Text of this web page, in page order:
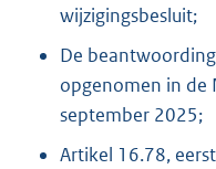
wijzigingsbesluit;
De
opgenomen in de
september 2025;
Artikel 16.78,